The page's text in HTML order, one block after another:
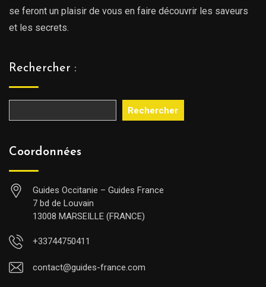
se feront un plaisir de vous en faire découvrir les saveurs
et les secrets.
Rechercher :
Rechercher
Coordonnées
Guides Occitanie – Guides France
7 bd de Louvain
13008 MARSEILLE (FRANCE)
+33744750411
contact@guides-france.com